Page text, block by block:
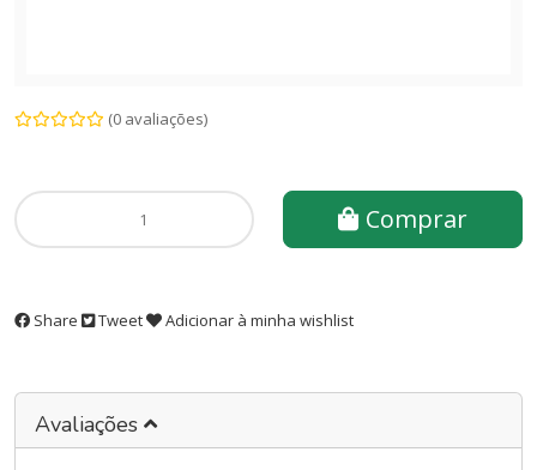
(0 avaliações)
Comprar
Share Tweet Adicionar à minha wishlist
Avaliações